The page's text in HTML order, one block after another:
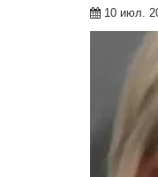
10 июл.